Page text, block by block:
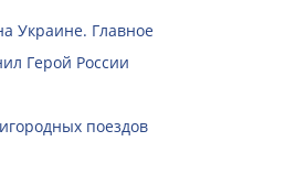
Украине. Главное
Герой России
поездов